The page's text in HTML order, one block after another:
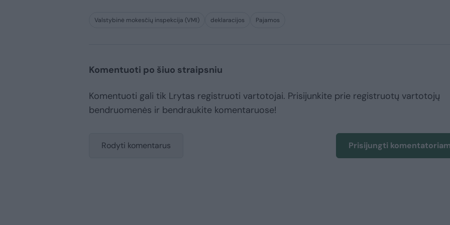
Valstybinė mokesčių inspekcija (VMI) deklaracijos Pajamos
Komentuoti po šiuo straipsniu
Komentuoti gali tik Lrytas registruoti vartotojai. Prisijunkite prie registruotų vartotojų
bendruomenės ir bendraukite komentaruose!
Rodyti komentarus Prisijungti